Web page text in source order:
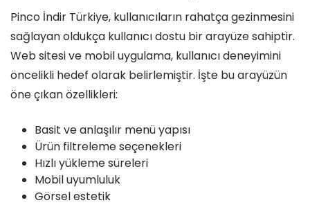
Pinco İndir Türkiye, kullanıcıların rahatça gezinmesini
sağlayan oldukça kullanıcı dostu bir arayüze sahiptir.
Web sitesi ve mobil uygulama, kullanıcı deneyimini
öncelikli hedef olarak belirlemiştir. İşte bu arayüzün
öne çıkan özellikleri:
Basit ve anlaşılır menü yapısı
Ürün filtreleme seçenekleri
Hızlı yükleme süreleri
Mobil uyumluluk
Görsel estetik